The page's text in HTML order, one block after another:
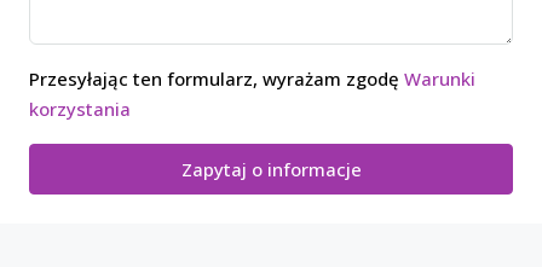
Przesyłając ten formularz, wyrażam zgodę Warunki
korzystania
Zapytaj o informacje